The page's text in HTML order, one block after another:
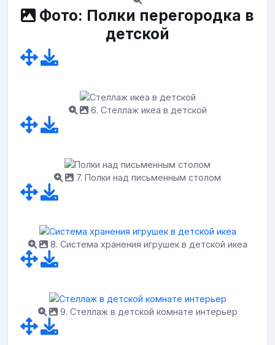
Фото: Полки перегородка в
детской
6. Стеллаж икеа в детской
7. Полки над письменным столом
8. Система хранения игрушек в детской икеа
9. Стеллаж в детской комнате интерьер